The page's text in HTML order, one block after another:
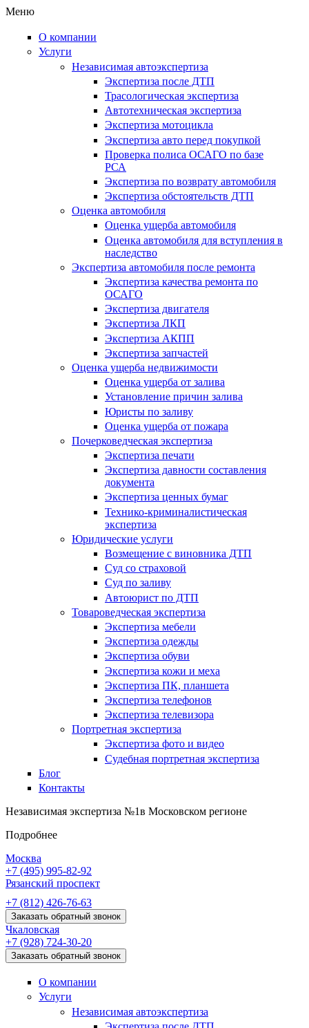
Меню
О компании
Услуги
Независимая автоэкспертиза
Экспертиза после ДТП
Трасологическая экспертиза
Автотехническая экспертиза
Экспертиза мотоцикла
Экспертиза авто перед покупкой
Проверка полиса ОСАГО по базе
РСА
Экспертиза по возврату автомобиля
Экспертиза обстоятельств ДТП
Оценка автомобиля
Оценка ущерба автомобиля
Оценка автомобиля для вступления в
наследство
Экспертиза автомобиля после ремонта
Экспертиза качества ремонта по
ОСАГО
Экспертиза двигателя
Экспертиза ЛКП
Экспертиза АКПП
Экспертиза запчастей
Оценка ущерба недвижимости
Оценка ущерба от залива
Установление причин залива
Юристы по заливу
Оценка ущерба от пожара
Почерковедческая экспертиза
Экспертиза печати
Экспертиза давности составления
документа
Экспертиза ценных бумаг
Технико-криминалистическая
экспертиза
Юридические услуги
Возмещение с виновника ДТП
Суд со страховой
Суд по заливу
Автоюрист по ДТП
Товароведческая экспертиза
Экспертиза мебели
Экспертиза одежды
Экспертиза обуви
Экспертиза кожи и меха
Экспертиза ПК, планшета
Экспертиза телефонов
Экспертиза телевизора
Портретная экспертиза
Экспертиза фото и видео
Судебная портретная экспертиза
Блог
Контакты
Независимая экспертиза №1в Московском регионе
Подробнее
Москва
+7 (495) 995-82-92
Рязанский проспект
+7 (812) 426-76-63
Заказать обратный звонок
Чкаловская
+7 (928) 724-30-20
Заказать обратный звонок
О компании
Услуги
Независимая автоэкспертиза